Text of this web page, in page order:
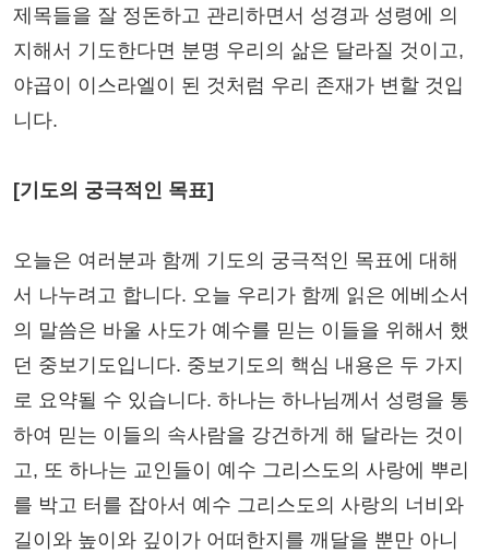
제목들을 잘 정돈하고 관리하면서 성경과 성령에 의
지해서 기도한다면 분명 우리의 삶은 달라질 것이고,
야곱이 이스라엘이 된 것처럼 우리 존재가 변할 것입
니다.
[기도의 궁극적인 목표]
오늘은 여러분과 함께 기도의 궁극적인 목표에 대해
서 나누려고 합니다. 오늘 우리가 함께 읽은 에베소서
의 말씀은 바울 사도가 예수를 믿는 이들을 위해서 했
던 중보기도입니다. 중보기도의 핵심 내용은 두 가지
로 요약될 수 있습니다. 하나는 하나님께서 성령을 통
하여 믿는 이들의 속사람을 강건하게 해 달라는 것이
고, 또 하나는 교인들이 예수 그리스도의 사랑에 뿌리
를 박고 터를 잡아서 예수 그리스도의 사랑의 너비와
길이와 높이와 깊이가 어떠한지를 깨달을 뿐만 아니